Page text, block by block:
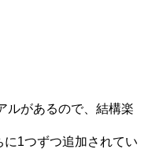
ルがあるので、結構楽
1つずつ追加されてい